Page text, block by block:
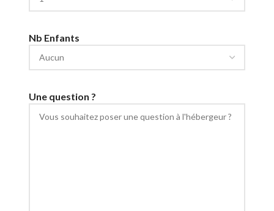
Nb Enfants
Une question ?